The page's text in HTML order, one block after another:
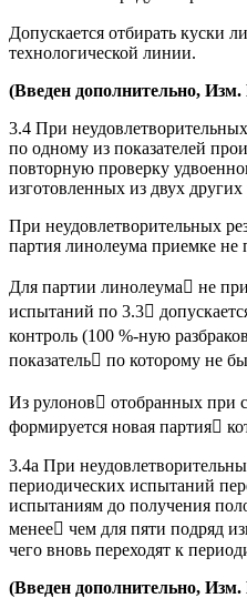
Допускается отбирать куски
технологической линии.
(Введен дополнительно,
3.4 При
по одному из показателей
повторную проверку
изготовленных из двух
При неудовлетворительных
партия линолеума приемке не
Для партии линолеума не
испытаний по 3.3
контроль (100 %-ную
показатель по которому не
Из рулонов отобранных при
формируется новая партия
3.4а При
периодических испытаний
испытаниям до получения
менее чем для пяти подряд
чего вновь переходят к
(Введен дополнительно,